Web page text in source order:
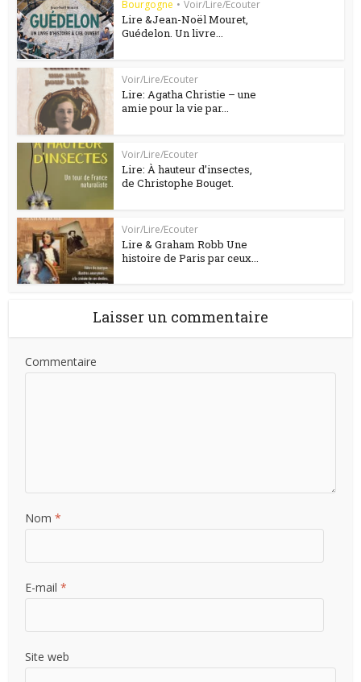
Bourgogne • Voir/Lire/Ecouter
Lire &Jean-Noël Mouret,
Guédelon. Un livre...
Voir/Lire/Ecouter
Lire: Agatha Christie – une
amie pour la vie par...
Voir/Lire/Ecouter
Lire: À hauteur d’insectes,
de Christophe Bouget.
Voir/Lire/Ecouter
Lire & Graham Robb Une
histoire de Paris par ceux...
Laisser un commentaire
Commentaire
Nom*
E-mail*
Site web